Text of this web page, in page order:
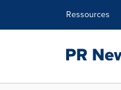
Ressources